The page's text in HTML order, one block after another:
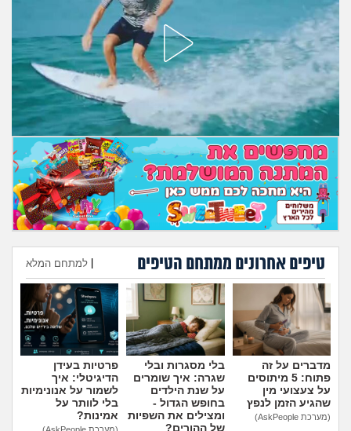
טיפים אחרונים ממתחם הטיפים למתחם המלא
הוספת טיפ
מדברים על זה
פתוח: 5 מיתוסים
על צעצועי מין
שהגיע הזמן לנפץ
(מערכת AskPeople)
בלי מסגרות ובלי
שגרה: איך שומרים
על שנת הילדים
בחופש הגדול -
ומצילים את השפיות
של ההורים?
פרטיות בעידן
הדיגיטלי: איך
לשמור על אנונימיות
בלי לוותר על
אמינות?